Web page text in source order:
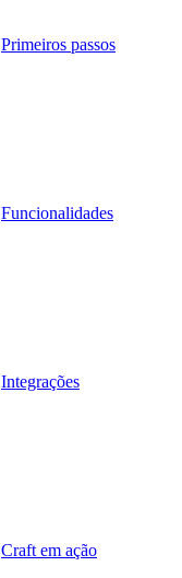
Primeiros passos
Funcionalidades
Integrações
Craft em ação